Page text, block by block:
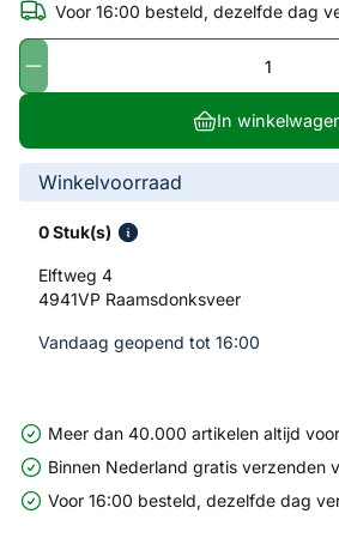
Voor 16:00 besteld, dezelfde dag
In
Winkelvoorraad
0 Stuk(s)
Elftweg 4
4941VP Raamsdonksveer
Vandaag geopend tot 16:00
Meer dan 40.000 artikelen altijd
Binnen Nederland gratis verzenden
Voor 16:00 besteld, dezelfde dag